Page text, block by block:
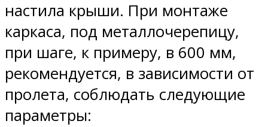
настила крыши. При монтаже
каркаса, под металлочерепицу,
при шаге, к примеру, в 600 мм,
рекомендуется, в зависимости от
пролета, соблюдать следующие
параметры: